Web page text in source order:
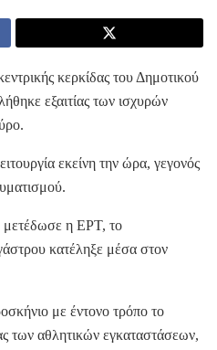
κερκίδας του Δημοτικού
εξαιτίας των ισχυρών
εκείνη την ώρα, γεγονός
η ΕΡΤ, το
κατέληξε μέσα στον
με έντονο τρόπο το
των αθλητικών εγκαταστάσεων,